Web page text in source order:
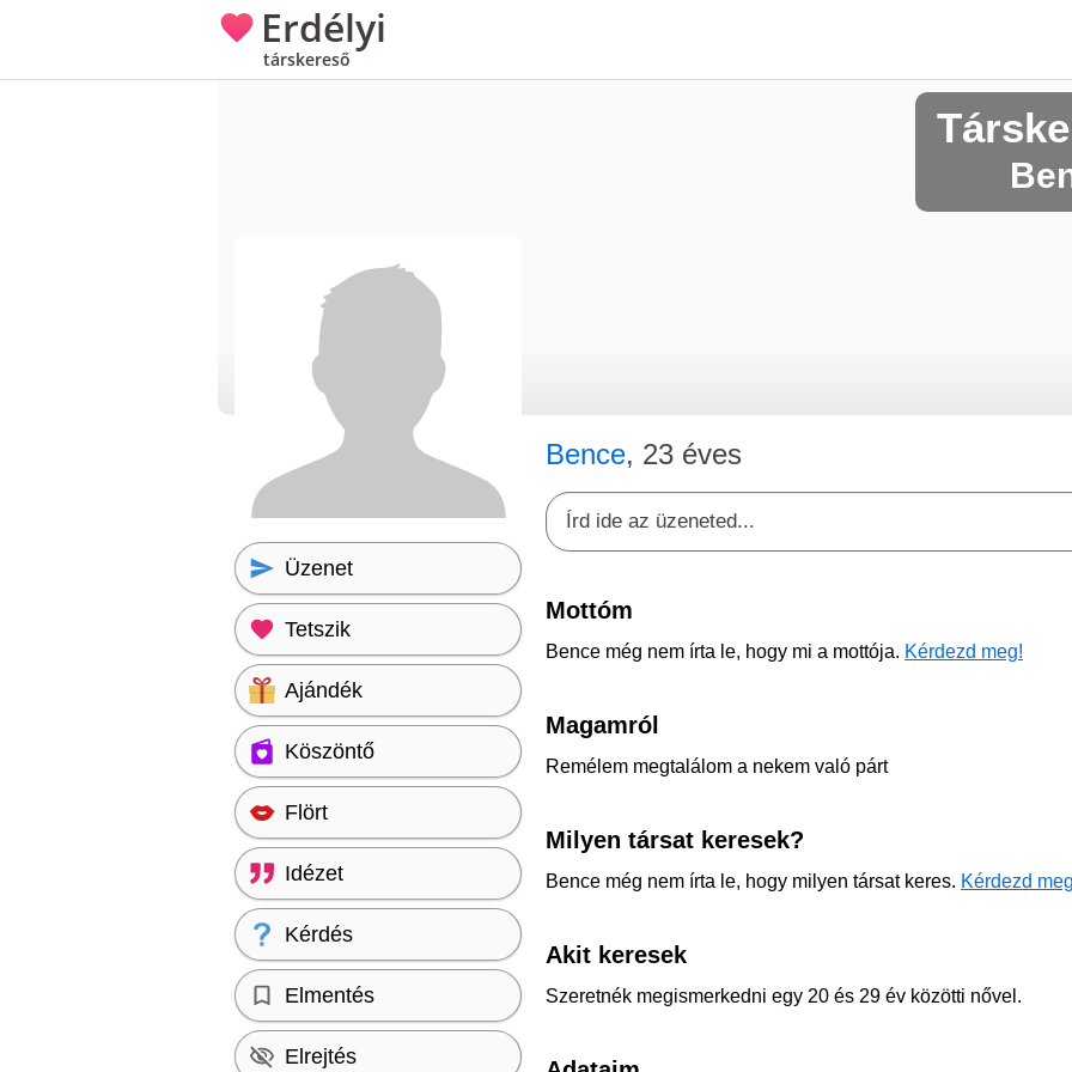
Erdélyi
társkereső
Bence, 23 éves
Mottóm
Bence még nem írta le, hogy mi a mottója. Kérdezd meg!
Magamról
Remélem megtalálom a nekem való párt
Milyen társat keresek?
Bence még nem írta le, hogy milyen társat keres. Kérdezd
Akit keresek
Szeretnék megismerkedni egy 20 és 29 év közötti nővel.
Üzenet
Tetszik
Ajándék
Köszöntő
Flört
Idézet
Kérdés
Elmentés
Elrejtés